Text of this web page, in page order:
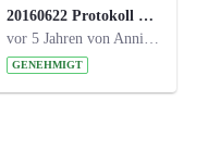
20160622 Protokoll 16. Steuerungskreis.pdf
vor 5 Jahren von Anni Schlumberger
GENEHMIGT